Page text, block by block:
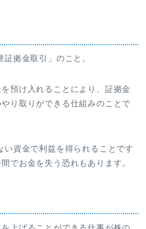
拠金取引」のこと。
預け入れることにより、証拠金
り取りができる仕組みのことで
い資金で利益を得られることです
でお金を失う恐れもあります。